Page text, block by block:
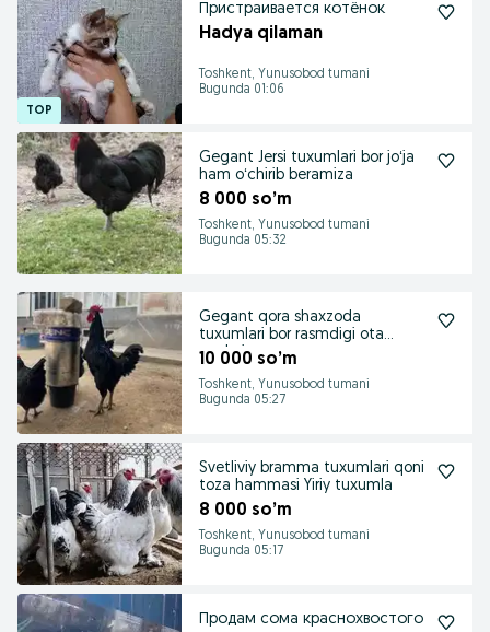
Пристраивается котёнок
Hadya qilaman
Toshkent, Yunusobod tumani
Bugunda 01:06
Gegant Jersi tuxumlari bor joʻja
ham oʻchirib beramiza
8 000 so’m
Toshkent, Yunusobod tumani
Bugunda 05:32
Gegant qora shaxzoda
tuxumlari bor rasmdigi ota
onalari
10 000 so’m
Toshkent, Yunusobod tumani
Bugunda 05:27
Svetliviy bramma tuxumlari qoni
toza hammasi Yiriy tuxumla
8 000 so’m
Toshkent, Yunusobod tumani
Bugunda 05:17
Продам сома краснохвостого